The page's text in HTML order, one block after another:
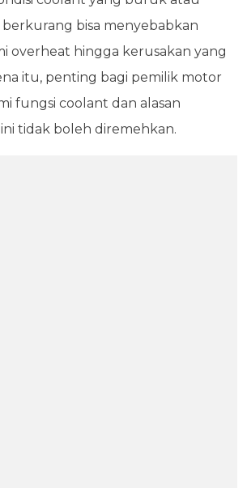
bisa menyebabkan
overheat hingga kerusakan yang
itu, penting bagi pemilik motor
fungsi coolant dan alasan
tidak boleh diremehkan.